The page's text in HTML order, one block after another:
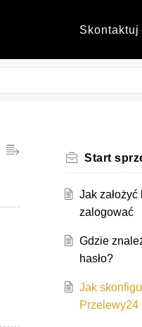
Start
Jak
zalogować
Gdzie
hasło?
Jak
Przelewy24